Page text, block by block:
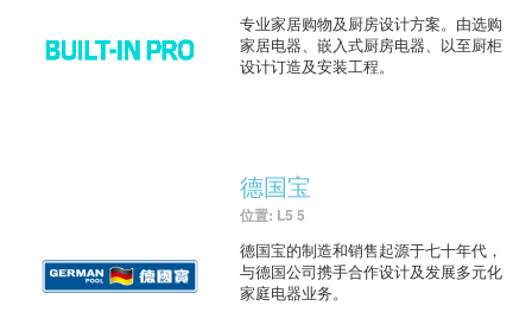
专业家居购物及厨房设计方案。由选购
家居电器、嵌入式厨房电器、以至厨柜
设计订造及安装工程。
德国宝
位置: L5 5
德国宝的制造和销售起源于七十年代，
与德国公司携手合作设计及发展多元化
家庭电器业务。